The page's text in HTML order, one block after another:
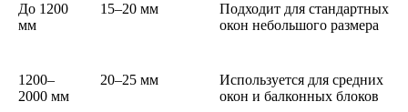
До 1200
мм
15–20 мм
Подходит для стандартных
окон небольшого размера
1200–
2000 мм
20–25 мм
Используется для средних
окон и балконных блоков